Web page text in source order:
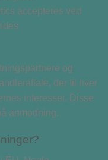
accepteres ved
og
der til hver
interesser. Disse
anmodning.